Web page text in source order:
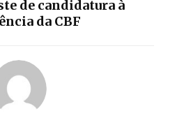
de candidatura à
da CBF